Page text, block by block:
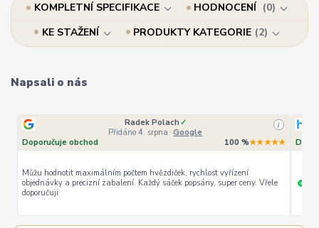
KOMPLETNÍ SPECIFIKACE HODNOCENÍ
0
KE STAŽENÍ
PRODUKTY KATEGORIE 2
Napsali o nás
Radek Polach ✓
Přidáno 4. srpna · Google
i
Doporučuje obchod 100 %★★★★★
Můžu hodnotit maximálním počtem hvězdiček, rychlost vyřízení
objednávky a precizní zabalení. Každý sáček popsány, super ceny. Vřele
doporučuji
+